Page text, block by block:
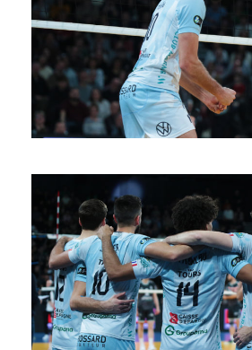
SAISON 24/25-10
SAISON 24/25-9